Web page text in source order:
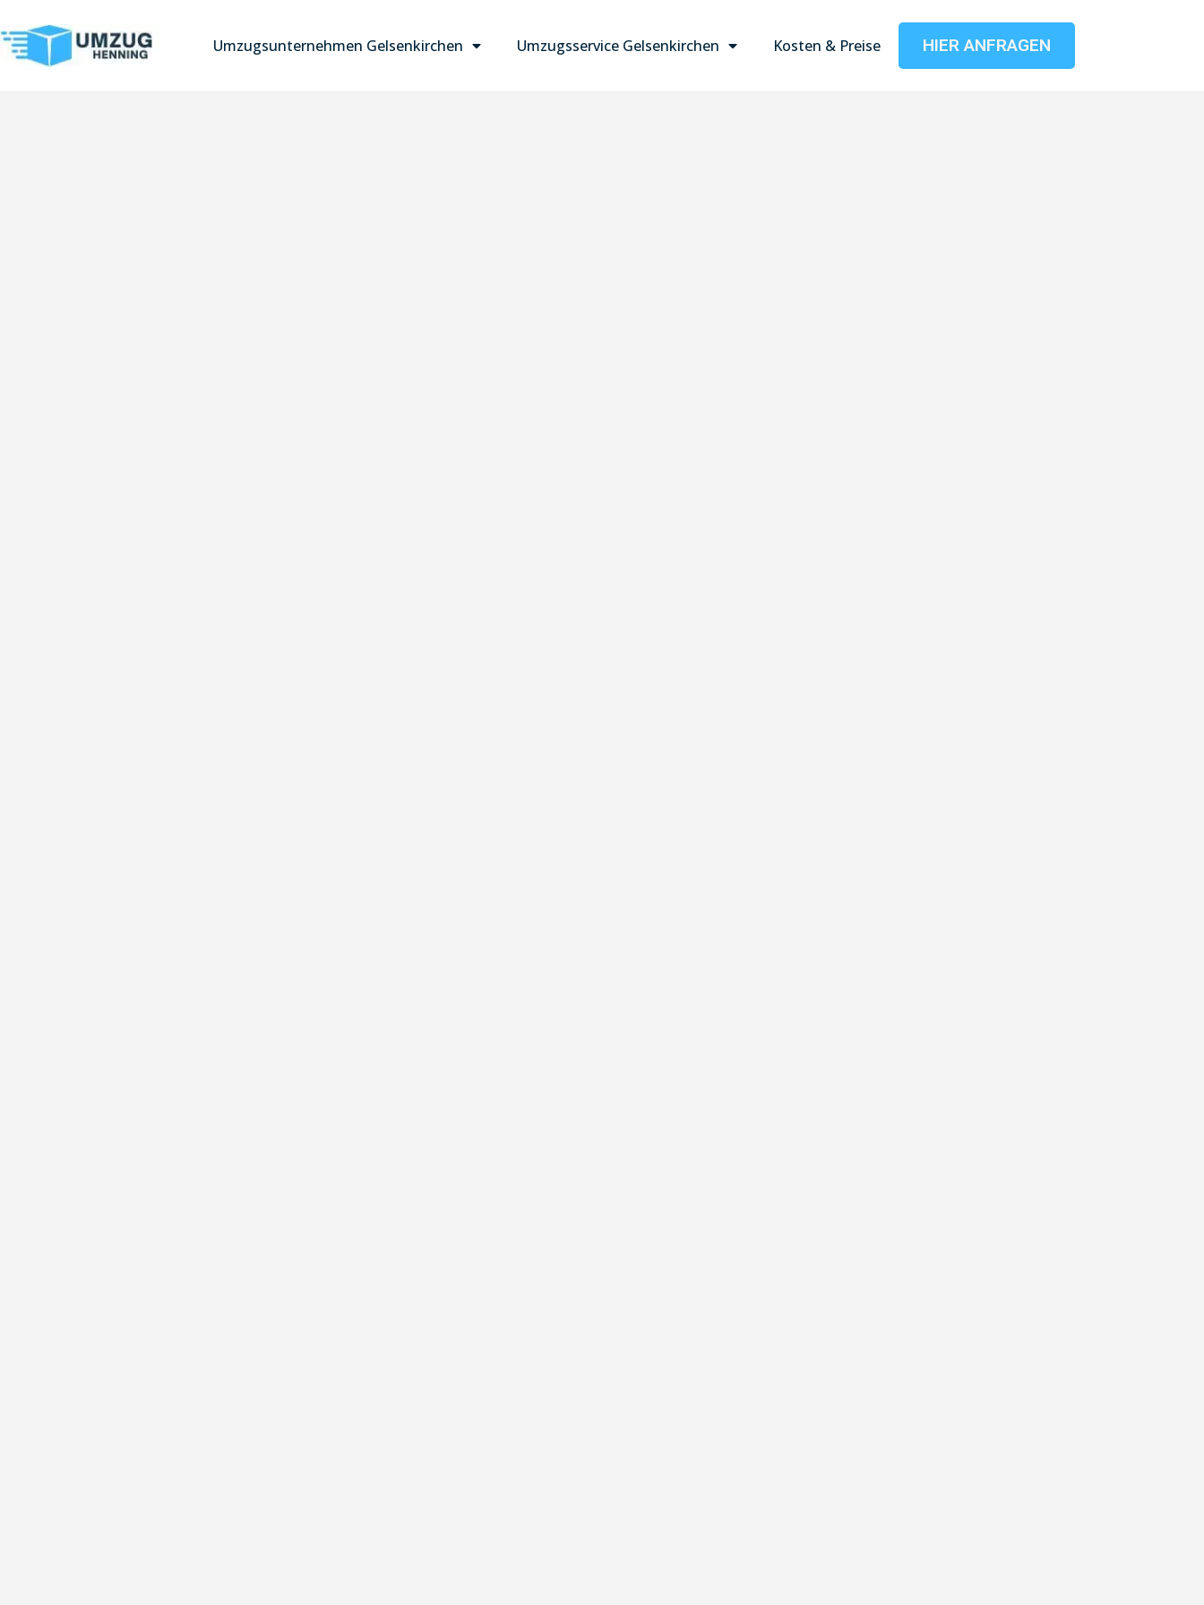
Umzugsunternehmen Gelsenkirchen Umzugsservice Gelsenkirchen Kosten & Preise HIER ANFRAGEN